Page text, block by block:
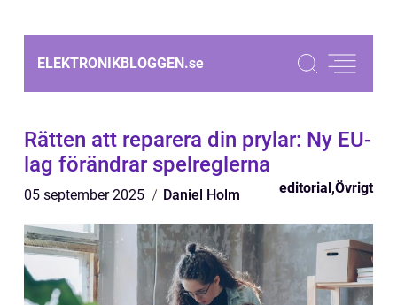
ELEKTRONIKBLOGGEN.se
Rätten att reparera din prylar: Ny EU-
lag förändrar spelreglerna
05 september 2025 Daniel Holm editorial,Övrigt